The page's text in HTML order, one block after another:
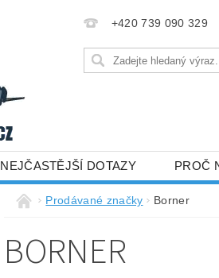
+420 739 090 329
NEJČASTĚJŠÍ DOTAZY PROČ
Prodávané značky Borner
BORNER